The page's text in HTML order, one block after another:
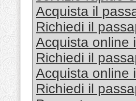
Acquista il
Richiedi il
Acquista online
Richiedi il
Acquista online
Richiedi il